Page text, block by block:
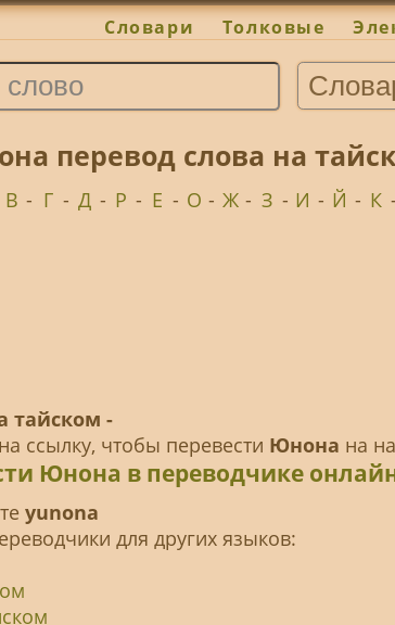
Словари Толковые
перевод слова на
В - Г - Д - Р - Е - О - Ж - З - И - Й - К -
тайском -
ссылку, чтобы перевести Юнона на
Юнона в переводчике
yunona
для других языков: